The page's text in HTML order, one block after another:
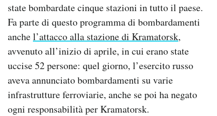
state bombardate cinque stazioni in tutto il paese.
Fa parte di questo programma di bombardamenti
anchel’attacco alla stazione di Kramatorsk,
avvenuto all’inizio di aprile, in cui erano state
uccise 52 persone: quel giorno, l’esercito russo
aveva annunciato bombardamenti su varie
infrastrutture ferroviarie, anche se poi ha negato
ogni responsabilità per Kramatorsk.